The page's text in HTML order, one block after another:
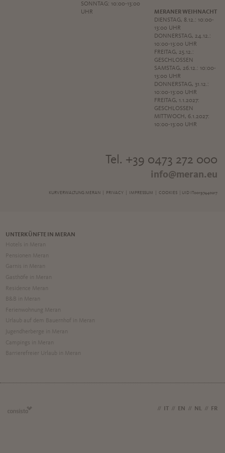
SONNTAG: 10:00-13:00
UHR
MERANER WEIHNACHT
DIENSTAG, 8.12.: 10:00-
13:00 UHR
DONNERSTAG, 24.12.:
10:00-13:00 UHR
FREITAG, 25.12.:
GESCHLOSSEN
SAMSTAG, 26.12.: 10:00-
13:00 UHR
DONNERSTAG, 31.12.:
10:00-13:00 UHR
FREITAG, 1.1.2027:
GESCHLOSSEN
MITTWOCH, 6.1.2027:
10:00-13:00 UHR
Tel. +39 0473 272 000
info@meran.eu
KURVERWALTUNG MERAN | PRIVACY| IMPRESSUM COOKIES | UID IT00197440217
UNTERKÜNFTE IN MERAN
Hotels in Meran
Pensionen Meran
Garnis in Meran
Gasthöfe in Meran
Residence Meran
B&B in Meran
Ferienwohnung Meran
Urlaub auf dem Bauernhof in Meran
Jugendherberge in Meran
Campings in Meran
Barrierefreier Urlaub in Meran
// IT // EN // NL // FR